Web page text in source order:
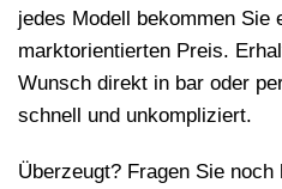
jedes Modell bekommen Sie
marktorientierten Preis.
Wunsch direkt in bar oder
schnell und unkompliziert.
Überzeugt? Fragen Sie noch